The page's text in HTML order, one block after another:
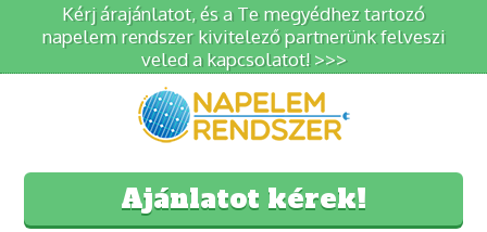
Kérj árajánlatot, és a Te megyédhez tartozó
napelem rendszer kivitelező partnerünk felveszi
veled a kapcsolatot! >>>
Ajánlatot kérek!